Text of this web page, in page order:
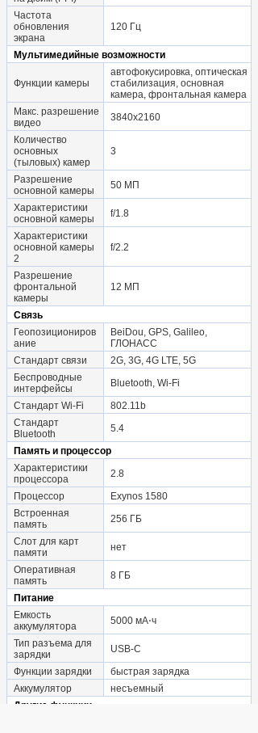
Частота
обновления
экрана
120 Гц
Мультимедийные возможности
Функции камеры
автофокусировка, оптическая
стабилизация, основная
камера, фронтальная камера
Макс. разрешение
видео
3840x2160
Количество
основных
(тыловых) камер
3
Разрешение
основной камеры
50 МП
Характеристики
основной камеры
f/1.8
Характеристики
основной камеры
2
f/2.2
Разрешение
фронтальной
камеры
12 МП
Связь
Геопозициониров
ание
BeiDou, GPS, Galileo,
ГЛОНАСС
Стандарт связи
2G, 3G, 4G LTE, 5G
Беспроводные
интерфейсы
Bluetooth, Wi-Fi
Стандарт Wi-Fi
802.11b
Стандарт
Bluetooth
5.4
Память и процессор
Характеристики
процессора
2.8
Процессор
Exynos 1580
Встроенная
память
256 ГБ
Слот для карт
памяти
нет
Оперативная
память
8 ГБ
Питание
Емкость
аккумулятора
5000 мА⋅ч
Тип разъема для
зарядки
USB-C
Функции зарядки
быстрая зарядка
Аккумулятор
несъемный
Другие функции